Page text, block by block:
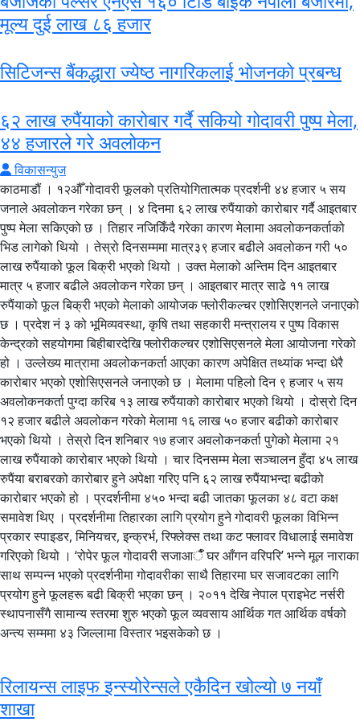
मूल्य दुई लाख ८६ हजार
सिटिजन्स बैंकद्धारा ज्येष्ठ नागरिकलाई भोजनकाे प्रबन्ध
६२ लाख रुपैंयाको कारोबार गर्दै सकियो गोदावरी पुष्प मेला,
४४ हजारले गरे अवलोकन
विकासन्युज
काठमाडौं । १२औँ गोदावरी फूलको प्रतियोगितात्मक प्रदर्शनी ४४ हजार ५ सय
जनाले अवलोकन गरेका छन् । ४ दिनमा ६२ लाख रुपैंयाको कारोबार गर्दै आइतबार
पुष्प मेला सकिएको छ । तिहार नजिकिँदै गरेका कारण मेलामा अवलोकनकर्ताको
भिड लागेको थियो । तेस्रो दिनसम्ममा मात्र३९ हजार बढीले अवलोकन गरी ५०
लाख रुपैंयाको फूल बिक्री भएको थियो । उक्त मेलाको अन्तिम दिन आइतबार
मात्र ५ हजार बढीले अवलोकन गरेका छन् । आइतबार मात्र साढे ११ लाख
रुपैंयाको फूल बिक्री भएको मेलाको आयोजक फ्लोरीकल्चर एशोसिएशनले जनाएको
छ । प्रदेश नं ३ को भूमिव्यवस्था, कृषि तथा सहकारी मन्त्रालय र पुष्प विकास
केन्द्रको सहयोगमा बिहीबारदेखि फ्लोरीकल्चर एशोसिएसनले मेला आयोजना गरेको
हो । उल्लेख्य मात्रामा अवलोकनकर्ता आएका कारण अपेक्षित तथ्यांक भन्दा धेरै
कारोबार भएको एशोसिएसनले जनाएको छ । मेलामा पहिलो दिन ९ हजार ५ सय
अवलोकनकर्ता पुग्दा करिब १३ लाख रुपैंयाको कारोबार भएको थियो । दोस्रो दिन
१२ हजार बढीले अवलोकन गरेको मेलामा १६ लाख ५० हजार बढीको कारोबार
भएको थियो । तेस्रो दिन शनिबार १७ हजार अवलोकनकर्ता पुगेको मेलामा २१
लाख रुपैंयाको कारोबार भएको थियो । चार दिनसम्म मेला सञ्चालन हुँदा ४५ लाख
रुपैंया बराबरको कारोबार हुने अपेक्षा गरिए पनि ६२ लाख रुपैंयाभन्दा बढीको
कारोबार भएको हो । प्रदर्शनीमा ४५० भन्दा बढी जातका फूलका ४८ वटा कक्ष
समावेश थिए । प्रदर्शनीमा तिहारका लागि प्रयोग हुने गोदावरी फूलका विभिन्न
प्रकार स्पाइडर, मिनियचर, इन्क्रर्भ, रिफ्लेक्स तथा कट फ्लावर विधालाई समावेश
गरिएको थियो । ‘रोपेर फूल गोदावरी सजाआैँ घर आँगन वरिपरि’ भन्ने मूल नाराका
साथ सम्पन्न भएको प्रदर्शनीमा गोदावरीका साथै तिहारमा घर सजावटका लागि
प्रयोग हुने फूलहरू बढी बिक्री भएका छन् । २०११ देखि नेपाल प्राइभेट नर्सरी
स्थापनासँगै सामान्य स्तरमा शुरु भएको फूल व्यवसाय आर्थिक गत आर्थिक वर्षको
अन्त्य सम्ममा ४३ जिल्लामा विस्तार भइसकेको छ ।
रिलायन्स लाइफ इन्स्योरेन्सले एकैदिन खोल्यो ७ नयाँ
शाखा